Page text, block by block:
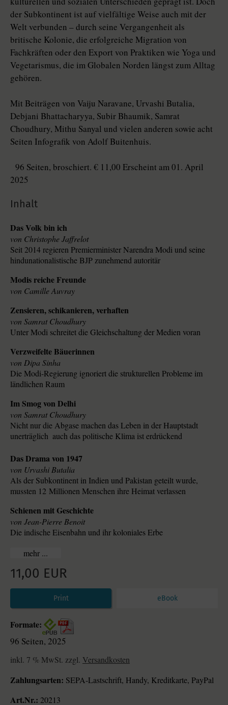
der Subkontinent ist auf vielfältige Weise auch mit der
Welt verbunden – durch seine Vergangenheit als
britische Kolonie, die erfolgreiche Migration von
Fachkräften oder den Export von Praktiken wie Yoga und
Vegetarismus, die im Globalen Norden längst zum Alltag
gehören.
Mit Beiträgen von Vaiju Naravane, Urvashi Butalia,
Debjani Bhattacharyya, Subir Bhaumik, Samrat
Choudhury, Mithu Sanyal und vielen anderen sowie acht
Seiten Infografik von Adolf Buitenhuis.
96 Seiten, broschiert. € 11,00 Erscheint am 01. April
2025
Inhalt
Das Volk bin ich
Christophe Jaffrelot
Seit 2014 regieren Premierminister Narendra Modi und seine
hindunationalistische BJP zunehmend autoritär
Modis reiche Freunde
Camille Auvray
Zensieren, schikanieren, verhaften
Samrat Choudhury
Unter Modi schreitet die Gleichschaltung der Medien voran
Verzweifelte Bäuerinnen
Dipa Sinha
Die Modi-Regierung ignoriert die strukturellen Probleme im
ländlichen Raum
Im Smog von Delhi
Samrat Choudhury
Nicht nur die Abgase machen das Leben in der Hauptstadt
unerträglich  auch das politische Klima ist erdrückend
Das Drama von 1947
Urvashi Butalia
Als der Subkontinent in Indien und Pakistan geteilt wurde,
mussten 12 Millionen Menschen ihre Heimat verlassen
Schienen mit Geschichte
Jean-Pierre Benoit
Die indische Eisenbahn und ihr koloniales Erbe
...
11,00 EUR
Print eBook
Formate:
96 Seiten, 2025
inkl. 7 % MwSt. zzgl. Versandkosten
Zahlungsarten: SEPA-Lastschrift, Handy, Kreditkarte, PayPal
Art.Nr.: 20213